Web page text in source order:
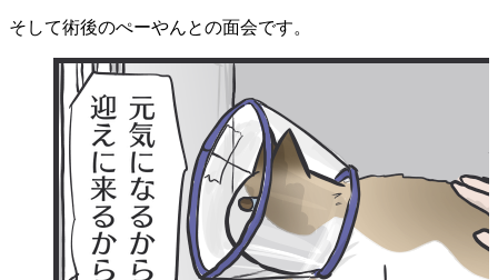
そして術後のぺーやんとの面会です。